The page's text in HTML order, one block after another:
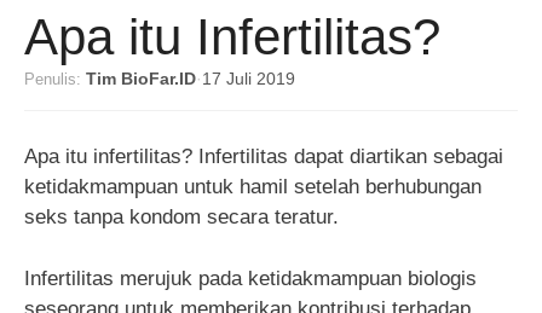
Apa itu Infertilitas?
Penulis: Tim BioFar.ID· 17 Juli 2019
Apa itu infertilitas? Infertilitas dapat diartikan sebagai
ketidakmampuan untuk hamil setelah berhubungan
seks tanpa kondom secara teratur.
Infertilitas merujuk pada ketidakmampuan biologis
seseorang untuk memberikan kontribusi terhadap